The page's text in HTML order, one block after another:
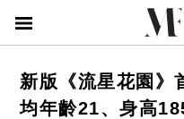
新版《流星花園》
均年齡21、身高